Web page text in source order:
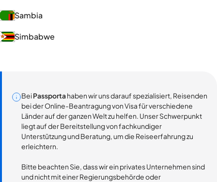
Sambia
Simbabwe
BeiPassportahaben wir uns darauf spezialisiert, Reisenden
bei der Online-Beantragung von Visa für verschiedene
Länder auf der ganzen Welt zu helfen. Unser Schwerpunkt
liegt auf der Bereitstellung von fachkundiger
Unterstützung und Beratung, um die Reiseerfahrung zu
erleichtern.
Bitte beachten Sie, dass wir ein privates Unternehmen sind
und nicht mit einer Regierungsbehörde oder